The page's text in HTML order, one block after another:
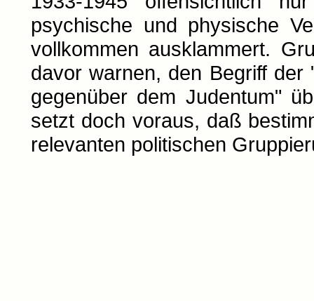
psychische und physische
vollkommen ausklammert.
davor warnen, den Begriff der
gegenüber dem Judentum"
setzt doch voraus, daß
relevanten politischen